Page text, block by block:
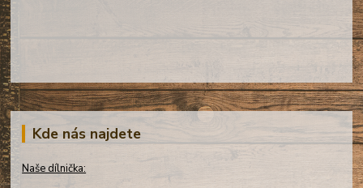
Kde nás najdete
Naše dílnička: